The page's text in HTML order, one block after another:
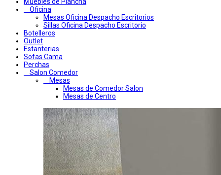
Muebles de Plancha
Oficina
Mesas Oficina Despacho Escritorios
Sillas Oficina Despacho Escritorio
Botelleros
Outlet
Estanterias
Sofas Cama
Perchas
Salon Comedor
Mesas
Mesas de Comedor Salon
Mesas de Centro